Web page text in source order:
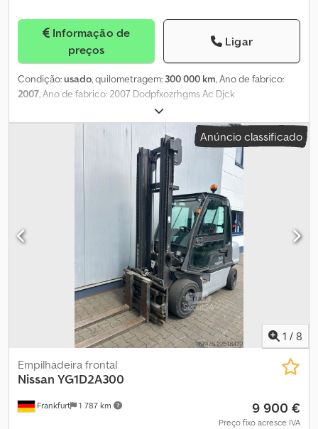
Informação de
preços
Ligar
Condição:usado, quilometragem: 300 000 km, Ano de fabrico:
2007, Ano de fabrico: 2007 Dodpfxozrhgms Ac Djck
Anúncio classificado
1 / 8
Frankfurt 1 787 km
Empilhadeira frontal
Nissan YG1D2A300
9 900 €
Preço fixo acresce IVA